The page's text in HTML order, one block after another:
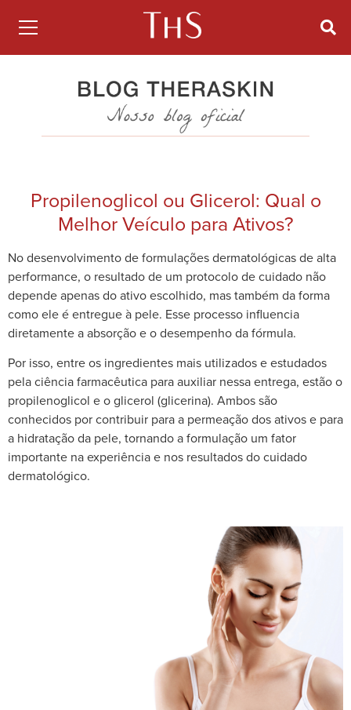
Propilenoglicol ou Glicerol: Qual o
Melhor Veículo para Ativos?
No desenvolvimento de formulações dermatológicas de alta
performance, o resultado de um protocolo de cuidado não
depende apenas do ativo escolhido, mas também da forma
como ele é entregue à pele. Esse processo influencia
diretamente a absorção e o desempenho da fórmula.
Por isso, entre os ingredientes mais utilizados e estudados
pela ciência farmacêutica para auxiliar nessa entrega, estão o
propilenoglicol e o glicerol (glicerina). Ambos são
conhecidos por contribuir para a permeação dos ativos e para
a hidratação da pele, tornando a formulação um fator
importante na experiência e nos resultados do cuidado
dermatológico.